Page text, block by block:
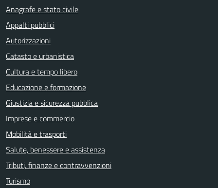
Anagrafe e stato civile
Appalti pubblici
Autorizzazioni
Catasto e urbanistica
Cultura e tempo libero
Educazione e formazione
Giustizia e sicurezza pubblica
Imprese e commercio
Mobilità e trasporti
Salute, benessere e assistenza
Tributi, finanze e contravvenzioni
Turismo